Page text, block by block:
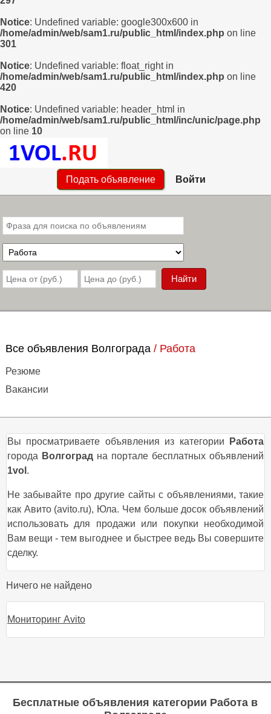
Notice: Undefined variable: google300x600 in
/home/admin/web/sam1.ru/public_html/index.php on line
301
Notice: Undefined variable: float_right in
/home/admin/web/sam1.ru/public_html/index.php on line
420
Notice: Undefined variable: header_html in
/home/admin/web/sam1.ru/public_html/inc/unic/page.php
on line 10
Подать объявление Войти
Все объявления Волгограда/ Работа
Резюме
Вакансии
Вы просматриваете объявления из категории
Работа
города Волгоградна портале бесплатных объявлений
1vol .
Не забывайте про другие сайты с объявлениями, такие
как Авито (avito.ru), Юла. Чем больше досок объявлений
использовать для продажи или покупки необходимой
Вам вещи - тем выгоднее и быстрее ведь Вы совершите
сделку.
Ничего не найдено
Мониторинг Avito
Бесплатные объявления категории Работа в